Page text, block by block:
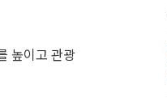
높이고 관광